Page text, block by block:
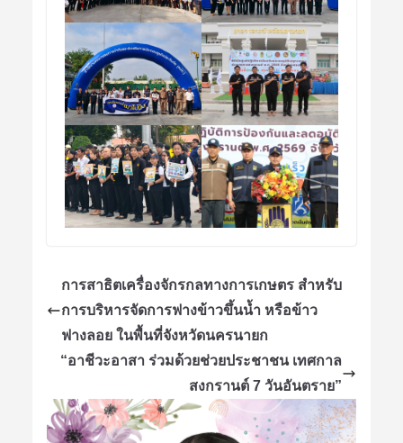
การสาธิตเครื่องจักรกลทางการเกษตร สำหรับ
การบริหารจัดการฟางข้าวขึ้นน้ำ หรือข้าว
ฟางลอย ในพื้นที่จังหวัดนครนายก
“อาชีวะอาสา ร่วมด้วยช่วยประชาชน เทศกาล
สงกรานต์ 7 วันอันตราย”